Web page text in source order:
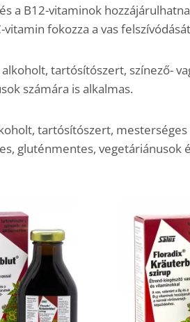
a B12-vitaminok
fokozza a vas
tartósítószert, színező-
számára is alkalmas.
tartósítószert, mesterséges
gluténmentes, vegetáriánusok